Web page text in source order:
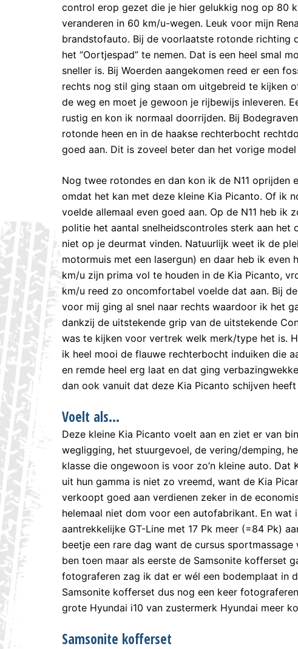
control erop gezet die je hier gelukkig nog op 80
veranderen in 60 km/u-wegen. Leuk voor mijn
brandstofauto. Bij de voorlaatste rotonde richting
het “Oortjespad” te nemen. Dat is een heel smal
sneller is. Bij Woerden aangekomen reed er een
rechts nog stil ging staan om uitgebreid te kijken
de weg en moet je gewoon je rijbewijs inleveren.
rustig en kon ik normaal doorrijden. Bij
rotonde heen en in de haakse rechterbocht
goed aan. Dit is zoveel beter dan het vorige
Nog twee rotondes en dan kon ik de N11
omdat het kan met deze kleine Kia Picanto. Of ik
voelde allemaal even goed aan. Op de N11 heb
politie het aantal snelheidscontroles sterk aan
niet op je deurmat vinden. Natuurlijk weet ik de
motormuis met een lasergun) en daar heb ik even
km/u zijn prima vol te houden in de Kia Picanto,
km/u reed zo oncomfortabel voelde dat aan. Bij
voor mij ging al snel naar rechts waardoor ik het
dankzij de uitstekende grip van de uitstekende
was te kijken voor vertrek welk merk/type het is.
ik heel mooi de flauwe rechterbocht induiken die
en remde heel erg laat en dat ging
dan ook vanuit dat deze Kia Picanto schijven
Voelt als…
Deze kleine Kia Picanto voelt aan en ziet er van
wegligging, het stuurgevoel, de vering/demping,
klasse die ongewoon is voor zo’n kleine auto.
uit hun gamma is niet zo vreemd, want de Kia
verkoopt goed aan verdienen zeker in de
helemaal niet dom voor een autofabrikant. En
aantrekkelijke GT-Line met 17 Pk meer (=84 Pk)
beetje een rare dag want de cursus
ben toen maar als eerste de Samsonite kofferset
fotograferen zag ik dat er wél een bodemplaat in
Samsonite kofferset dus nog een keer
grote Hyundai i10 van zustermerk Hyundai meer
Samsonite kofferset